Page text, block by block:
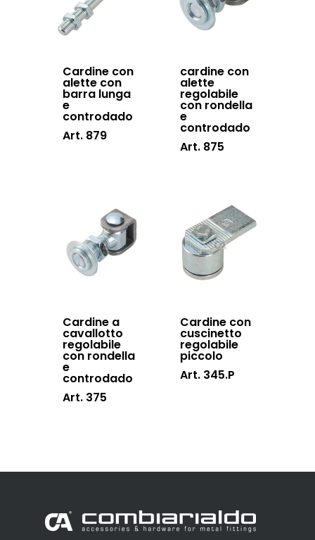
Cardine con
alette con
barra lunga
e
controdado
Art. 879
cardine con
alette
regolabile
con rondella
e
controdado
Art. 875
Cardine a
cavallotto
regolabile
con rondella
e
controdado
Art. 375
Cardine con
cuscinetto
regolabile
piccolo
Art. 345.P
Inox